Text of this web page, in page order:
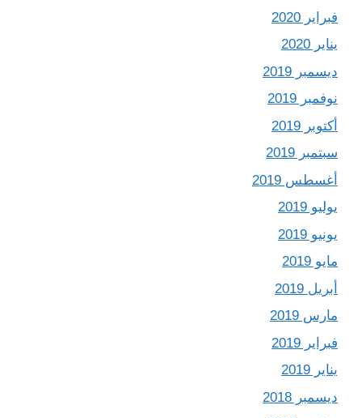
فبراير 2020
يناير 2020
ديسمبر 2019
نوفمبر 2019
أكتوبر 2019
سبتمبر 2019
أغسطس 2019
يوليو 2019
يونيو 2019
مايو 2019
أبريل 2019
مارس 2019
فبراير 2019
يناير 2019
ديسمبر 2018